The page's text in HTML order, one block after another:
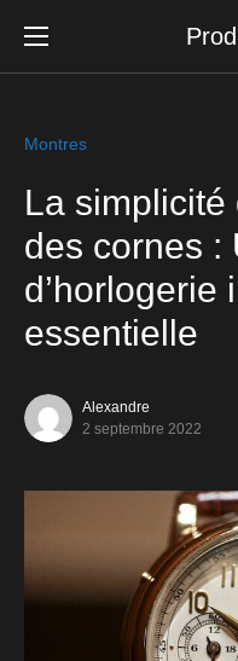
Montres
La
des cornes :
d’horlogerie
essentielle
Alexandre
2 septembre 2022